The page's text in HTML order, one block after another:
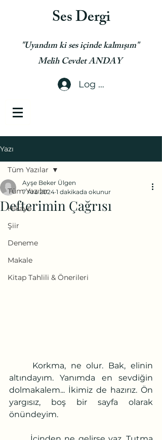
Ses Dergi
"Uyandım ki ses içinde kalmışım"
Melih Cevdet ANDAY
Log In
Yazı
Tüm Yazılar
Hikaye
Şiir
Deneme
Makale
Kitap Tahlili & Önerileri
Tüm Yazılar
Defterimin Çağrısı
Ayşe Beker Ülgen
7 Ara 2024 1 dakikada okunur
altındayım. Yanımda en sevdiğin
dolmakalem... İkimiz de hazırız. Ön
yargısız, boş bir sayfa olarak
önündeyim.